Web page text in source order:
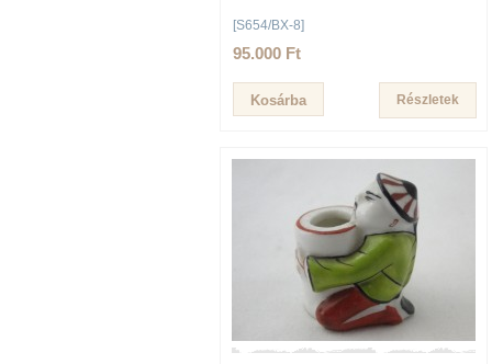
[S654/BX-8]
95.000 Ft
Részletek